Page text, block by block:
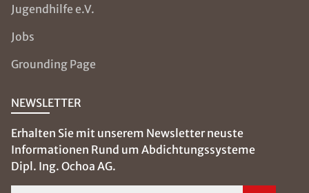
Jugendhilfe e.V.
Jobs
Grounding Page
NEWSLETTER
Erhalten Sie mit unserem Newsletter neuste
Informationen Rund um Abdichtungssysteme
Dipl. Ing. Ochoa AG.